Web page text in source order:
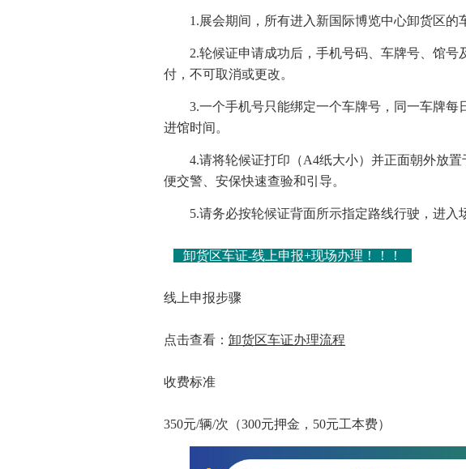
1.展会期间，所有进入新国际博览中心卸货区的
2.轮候证申请成功后，手机号码、车牌号、馆
付，不可取消或更改。
3.一个手机号只能绑定一个车牌号，同一车牌
进馆时间。
4.请将轮候证打印（A4纸大小）并正面朝外放
便交警、安保快速查验和引导。
5.请务必按轮候证背面所示指定路线行驶，进入
卸货区车证-线上申报+现场办理！！！
线上申报步骤
点击查看： 卸货区车证办理流程
收费标准
350元/辆/次（300元押金，50元工本费）